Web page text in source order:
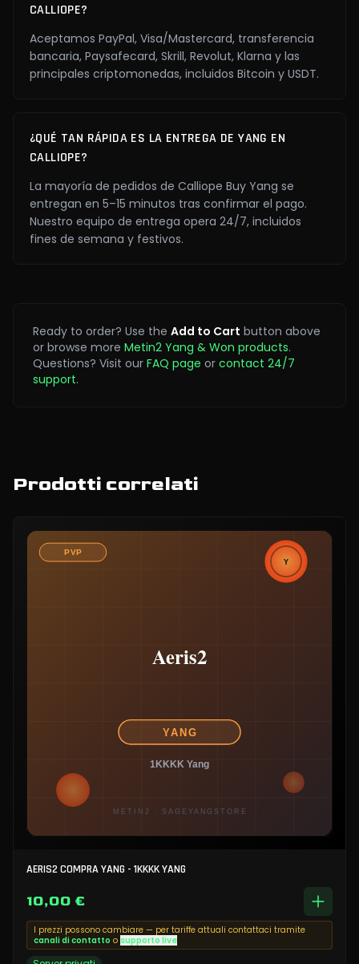
CALLIOPE?
Aceptamos PayPal, Visa/Mastercard, transferencia
bancaria, Paysafecard, Skrill, Revolut, Klarna y las
principales criptomonedas, incluidos Bitcoin y USDT.
¿QUÉ TAN RÁPIDA ES LA ENTREGA DE YANG EN
CALLIOPE?
La mayoría de pedidos de Calliope Buy Yang se
entregan en 5–15 minutos tras confirmar el pago.
Nuestro equipo de entrega opera 24/7, incluidos
fines de semana y festivos.
Ready to order? Use the Add to Cart button above
or browse more Metin2 Yang & Won products.
Questions? Visit our FAQ page or contact 24/7
support.
Prodotti correlati
AERIS2 COMPRA YANG - 1KKKK YANG
10,00 €
I prezzi possono cambiare — per tariffe attuali contattaci tramite
canali di contatto o supporto live